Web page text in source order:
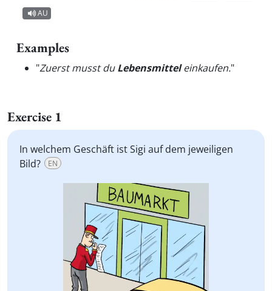
AU
Examples
"Zuerst musst duLebensmitteleinkaufen."
Exercise 1
In welchem Geschäft ist Sigi auf dem jeweiligen
Bild?
EN